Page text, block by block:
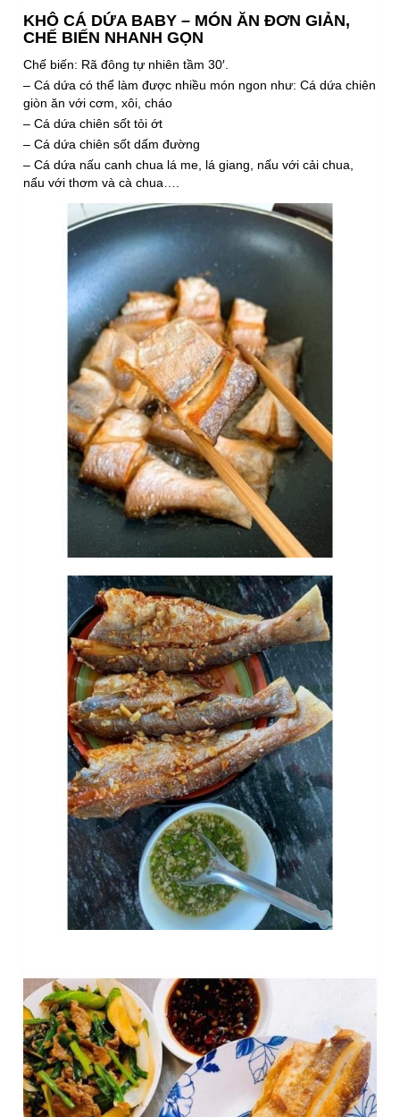
KHÔ CÁ DỨA BABY – MÓN ĂN ĐƠN GIẢN,
CHẾ BIẾN NHANH GỌN
Chế biến: Rã đông tự nhiên tầm 30′.
– Cá dứa có thể làm được nhiều món ngon như: Cá dứa chiên
giòn ăn với cơm, xôi, cháo
– Cá dứa chiên sốt tỏi ớt
– Cá dứa chiên sốt dấm đường
– Cá dứa nấu canh chua lá me, lá giang, nấu với cải chua,
nấu với thơm và cà chua….